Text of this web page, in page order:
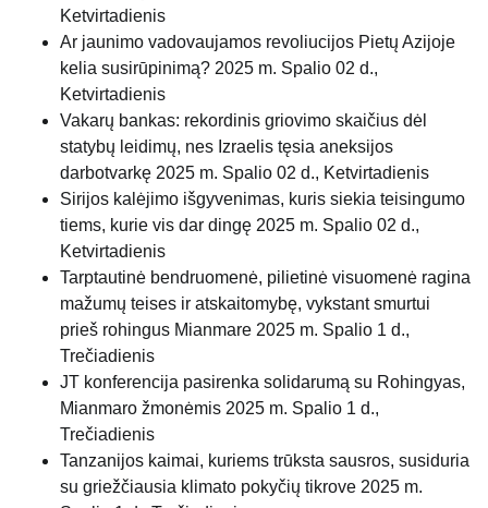
Ketvirtadienis
Ar jaunimo vadovaujamos revoliucijos Pietų Azijoje
kelia susirūpinimą? 2025 m. Spalio 02 d.,
Ketvirtadienis
Vakarų bankas: rekordinis griovimo skaičius dėl
statybų leidimų, nes Izraelis tęsia aneksijos
darbotvarkę 2025 m. Spalio 02 d., Ketvirtadienis
Sirijos kalėjimo išgyvenimas, kuris siekia teisingumo
tiems, kurie vis dar dingę 2025 m. Spalio 02 d.,
Ketvirtadienis
Tarptautinė bendruomenė, pilietinė visuomenė ragina
mažumų teises ir atskaitomybę, vykstant smurtui
prieš rohingus Mianmare 2025 m. Spalio 1 d.,
Trečiadienis
JT konferencija pasirenka solidarumą su Rohingyas,
Mianmaro žmonėmis 2025 m. Spalio 1 d.,
Trečiadienis
Tanzanijos kaimai, kuriems trūksta sausros, susiduria
su griežčiausia klimato pokyčių tikrove 2025 m.